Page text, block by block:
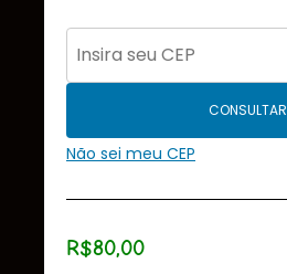
CONSULTAR
Não sei meu CEP
R$80,00